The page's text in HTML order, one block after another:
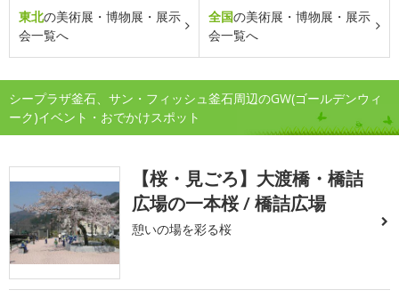
東北の美術展・博物展・展示
会一覧へ
全国の美術展・博物展・展示
会一覧へ
シープラザ釜石、サン・フィッシュ釜石周辺のGW(ゴールデンウィ
ーク)イベント・おでかけスポット
【桜・見ごろ】大渡橋・橋詰
広場の一本桜 / 橋詰広場
憩いの場を彩る桜